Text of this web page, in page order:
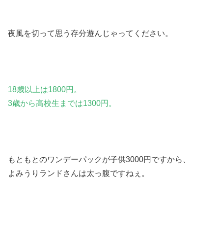
夜風を切って思う存分遊んじゃってください。
18歳以上は1800円。
3歳から高校生までは1300円。
もともとのワンデーパックが子供3000円 ですから、
よみうりランドさんは太っ腹ですねぇ。